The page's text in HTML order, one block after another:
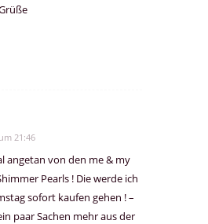
21:46
angetan von den me & my
Pearls ! Die werde ich
sofort kaufen gehen ! –
paar Sachen mehr aus der